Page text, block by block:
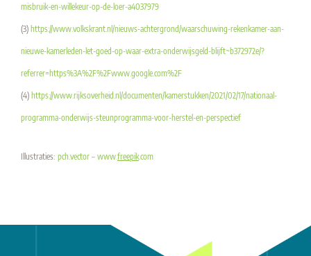
misbruik-en-willekeur-op-de-loer-a4037979
(3) https://www.volkskrant.nl/nieuws-achtergrond/waarschuwing-rekenkamer-aan-
nieuwe-kamerleden-let-goed-op-waar-extra-onderwijsgeld-blijft~b372972e/?
referrer=https%3A%2F%2Fwww.google.com%2F
(4) https://www.rijksoverheid.nl/documenten/kamerstukken/2021/02/17/nationaal-
programma-onderwijs-steunprogramma-voor-herstel-en-perspectief
Illustraties: pch.vector – www.freepik.com